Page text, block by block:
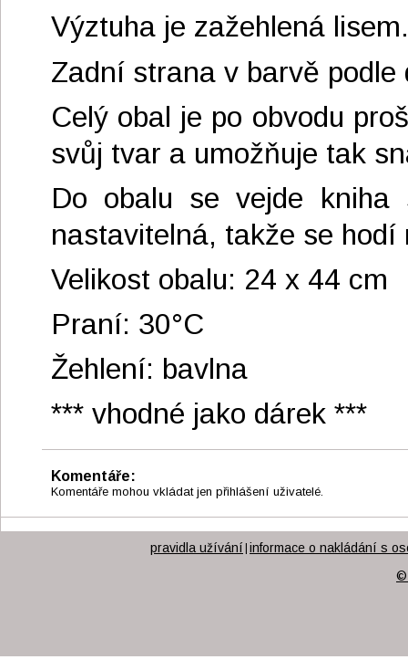
Výztuha je zažehlená
Zadní strana v barvě podle
Celý obal je po obvodu
svůj tvar a umožňuje tak
Do obalu se vejde
nastavitelná, takže se
Velikost obalu: 24 x 44 cm
Praní: 30°C
Žehlení: bavlna
*** vhodné jako dárek ***
Komentáře:
Komentáře mohou vkládat jen přihlášení uživatelé.
pravidla užívání informace o nakládání s
©